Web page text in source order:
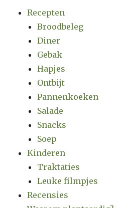
Recepten
Broodbeleg
Diner
Gebak
Hapjes
Ontbijt
Pannenkoeken
Salade
Snacks
Soep
Kinderen
Traktaties
Leuke filmpjes
Recensies